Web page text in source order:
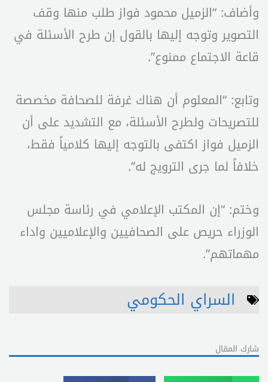
وأضاف: “الزميل محمود فواز طلب منها وقف
التصوير وتوجه إليها بالقول إن طرح الأسئلة في
قاعة الاجتماع ممنوع”.
وتابع: “المعلوم أن هناك غرفة للصحافة مخصصة
للتصريحات ولطرح الأسئلة، مع التشديد على أن
الزميل فواز اكتفى بالتوجه إليها كلامياً فقط،
خلافاً لما جرى الترويج له”.
وختم: “إن المكتب الإعلامي في رئاسة مجلس
الوزراء حريص على الصحافيين والإعلاميين واداء
مهماتهم”.
السراي الحكومي
شارك المقال